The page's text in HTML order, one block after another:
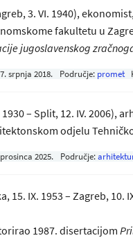
3. VI. 1940),
fakultetu u
jugoslavenskog
srpnja 2018. Područje: promet
1930 – Split, 12. IV.
odjelu
2025. Područje:
15. IX. 1953 – Zagreb,
1987. disertacijom